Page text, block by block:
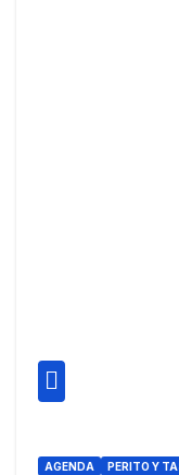
AGENDA PERITO Y